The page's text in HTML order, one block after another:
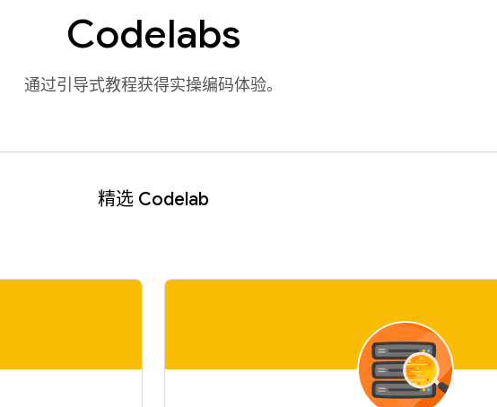
Codelabs
通过引导式教程获得实操编码体验。
精选 Codelab